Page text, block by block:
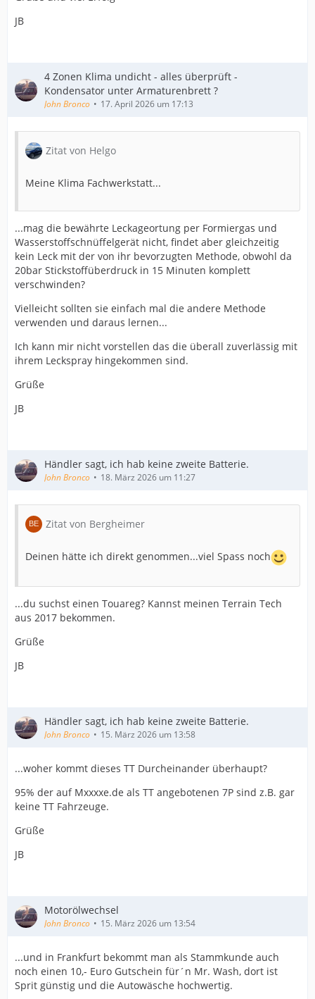
JB
4 Zonen Klima undicht - alles überprüft -
Kondensator unter Armaturenbrett ?
John Bronco 17. April 2026 um 17:13
Zitat von Helgo
Meine Klima Fachwerkstatt...
...mag die bewährte Leckageortung per Formiergas und
Wasserstoffschnüffelgerät nicht, findet aber gleichzeitig
kein Leck mit der von ihr bevorzugten Methode, obwohl da
20bar Stickstoffüberdruck in 15 Minuten komplett
verschwinden?
Vielleicht sollten sie einfach mal die andere Methode
verwenden und daraus lernen...
Ich kann mir nicht vorstellen das die überall zuverlässig mit
ihrem Leckspray hingekommen sind.
Grüße
JB
Händler sagt, ich hab keine zweite Batterie.
John Bronco 18. März 2026 um 11:27
Zitat von Bergheimer
Deinen hätte ich direkt genommen...viel Spass noch
...du suchst einen Touareg? Kannst meinen Terrain Tech
aus 2017 bekommen.
Grüße
JB
Händler sagt, ich hab keine zweite Batterie.
John Bronco 15. März 2026 um 13:58
...woher kommt dieses TT Durcheinander überhaupt?
95% der auf Mxxxxe.de als TT angebotenen 7P sind z.B. gar
keine TT Fahrzeuge.
Grüße
JB
Motorölwechsel
John Bronco 15. März 2026 um 13:54
...und in Frankfurt bekommt man als Stammkunde auch
noch einen 10,- Euro Gutschein für´n Mr. Wash, dort ist
Sprit günstig und die Autowäsche hochwertig.